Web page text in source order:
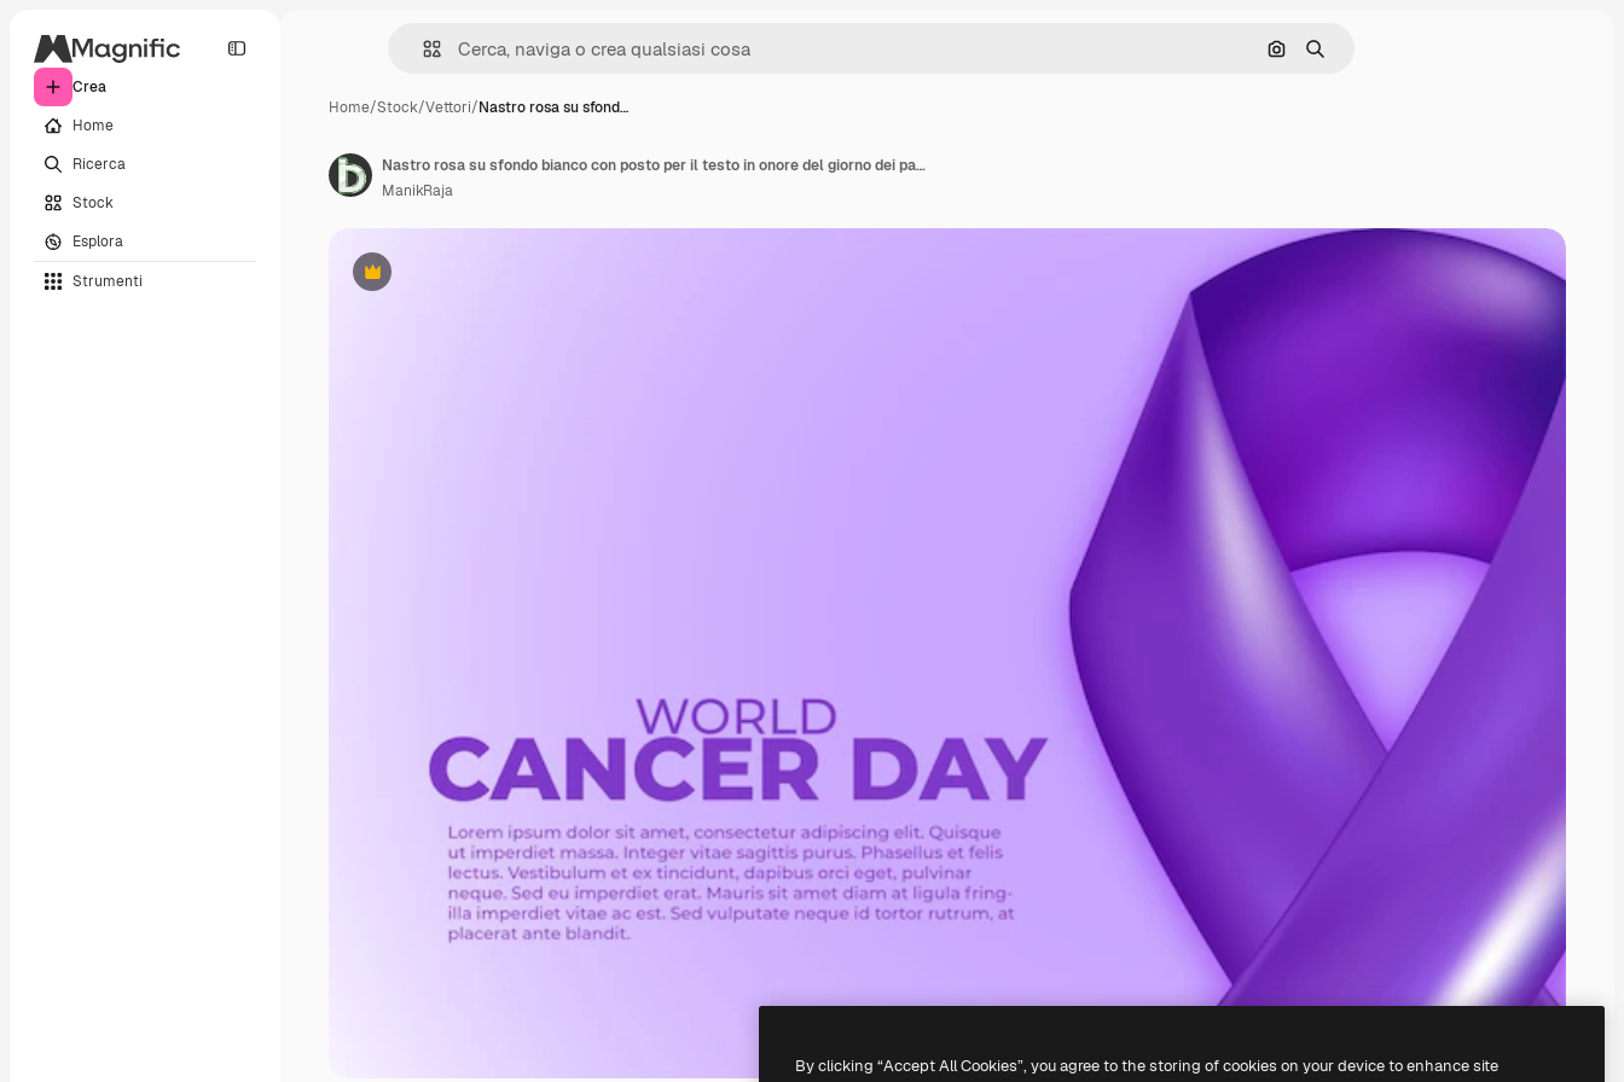
Crea
Home
Ricerca
Stock
Esplora
Strumenti
Cerca per immagine
Ricerca
Home/Stock/Vettori/Nastro rosa su sfond…
Premium
Nastro rosa su sfondo bianco con posto per il testo in onore del giorno dei pazienti con epilessia il 26 marzo
ManikRaja
By clicking “Accept All Cookies”, you agree to the storing of cookies on your device to enhance site